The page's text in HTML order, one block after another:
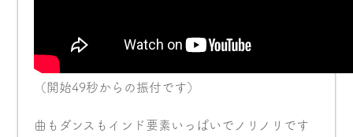
（開始49秒からの振付です）
曲もダンスもインド要素いっぱいでノリノリです